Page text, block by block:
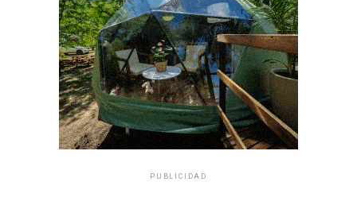
PUBLICIDAD